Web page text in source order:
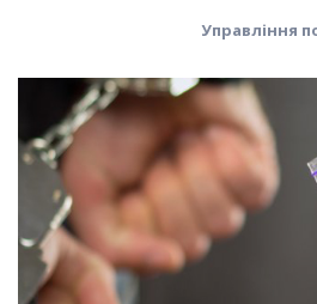
Управління